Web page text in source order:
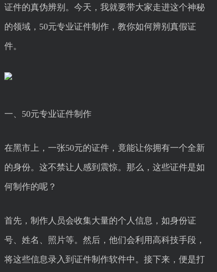
证件的真伪辨别。今天，我就要带大家走进这个神秘
的领域，50元专业证件制作，教你如何辨别真假证
件。
一、50元专业证件制作
在黑市上，一张50元的证件，竟能让你拥有一个全新
的身份。这不禁让人感到震惊。那么，这些证件是如
何制作的呢？
首先，制作人员会收集大量的个人信息，如身份证
号、姓名、照片等。然后，他们会利用高科技手段，
将这些信息录入到证件制作软件中。接下来，便是打